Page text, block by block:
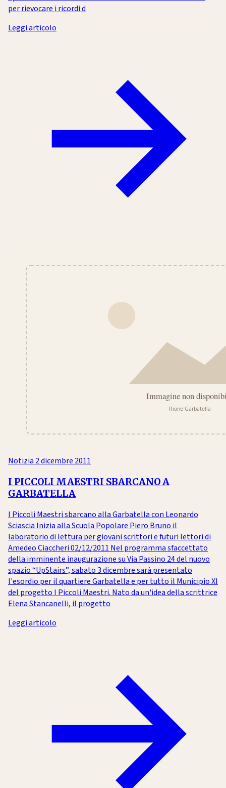
per rievocare i ricordi d
Leggi articolo
Notizia 2 dicembre 2011
I PICCOLI MAESTRI SBARCANO A
GARBATELLA
I Piccoli Maestri sbarcano alla Garbatella con Leonardo
Sciascia Inizia alla Scuola Popolare Piero Bruno il
laboratorio di lettura per giovani scrittori e futuri lettori di
Amedeo Ciaccheri 02/12/2011 Nel programma sfaccettato
della imminente inaugurazione su Via Passino 24 del nuovo
spazio “UpStairs”, sabato 3 dicembre sarà presentato
l'esordio per il quartiere Garbatella e per tutto il Municipio XI
del progetto I Piccoli Maestri. Nato da un'idea della scrittrice
Elena Stancanelli, il progetto
Leggi articolo